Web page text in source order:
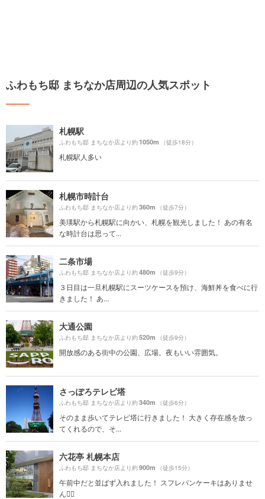
ふわもち邸 まちなか店周辺の人気スポット
札幌駅
ふわもち邸 まちなか店より約1050m （徒歩18分）
札幌駅人多い
札幌市時計台
ふわもち邸 まちなか店より約360m （徒歩7分）
美瑛駅から札幌駅に向かい、札幌を観光しました！ あの有名
な時計台は思って...
二条市場
ふわもち邸 まちなか店より約480m （徒歩9分）
３日目は一旦札幌駅にスーツケースを預け、海鮮丼を食べに行
きました！ あ...
大通公園
ふわもち邸 まちなか店より約520m （徒歩9分）
開放感のある街中の公園、広場。夜もいい雰囲気。
さっぽろテレビ塔
ふわもち邸 まちなか店より約340m （徒歩6分）
そのまま歩いてテレビ塔に行きました！ 大きく存在感を放っ
てくれるので、そ...
六花亭 札幌本店
ふわもち邸 まちなか店より約900m （徒歩15分）
午前中だと並ばず入れました！ スフレパンケーキはありませ
ん🙅‍♀️